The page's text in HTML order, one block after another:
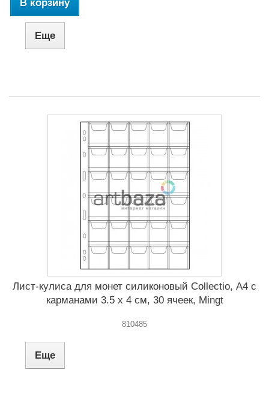
В корзину
Еще
Лист-кулиса для монет силиконовый Сollectio, А4 с
карманами 3.5 x 4 см, 30 ячеек, Mingt
810485
Еще